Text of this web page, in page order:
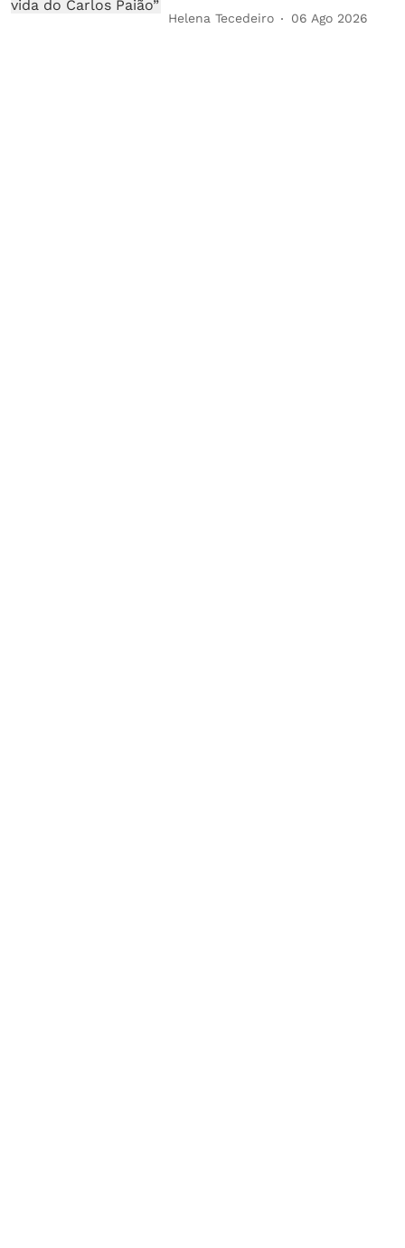
Helena Tecedeiro 06 Ago 2026